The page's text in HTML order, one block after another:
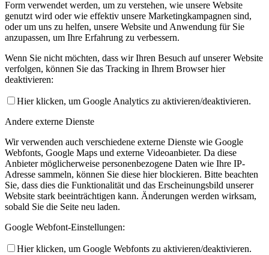
Form verwendet werden, um zu verstehen, wie unsere Website
genutzt wird oder wie effektiv unsere Marketingkampagnen sind,
oder um uns zu helfen, unsere Website und Anwendung für Sie
anzupassen, um Ihre Erfahrung zu verbessern.
Wenn Sie nicht möchten, dass wir Ihren Besuch auf unserer Website
verfolgen, können Sie das Tracking in Ihrem Browser hier
deaktivieren:
Hier klicken, um Google Analytics zu aktivieren/deaktivieren.
Andere externe Dienste
Wir verwenden auch verschiedene externe Dienste wie Google
Webfonts, Google Maps und externe Videoanbieter. Da diese
Anbieter möglicherweise personenbezogene Daten wie Ihre IP-
Adresse sammeln, können Sie diese hier blockieren. Bitte beachten
Sie, dass dies die Funktionalität und das Erscheinungsbild unserer
Website stark beeinträchtigen kann. Änderungen werden wirksam,
sobald Sie die Seite neu laden.
Google Webfont-Einstellungen:
Hier klicken, um Google Webfonts zu aktivieren/deaktivieren.